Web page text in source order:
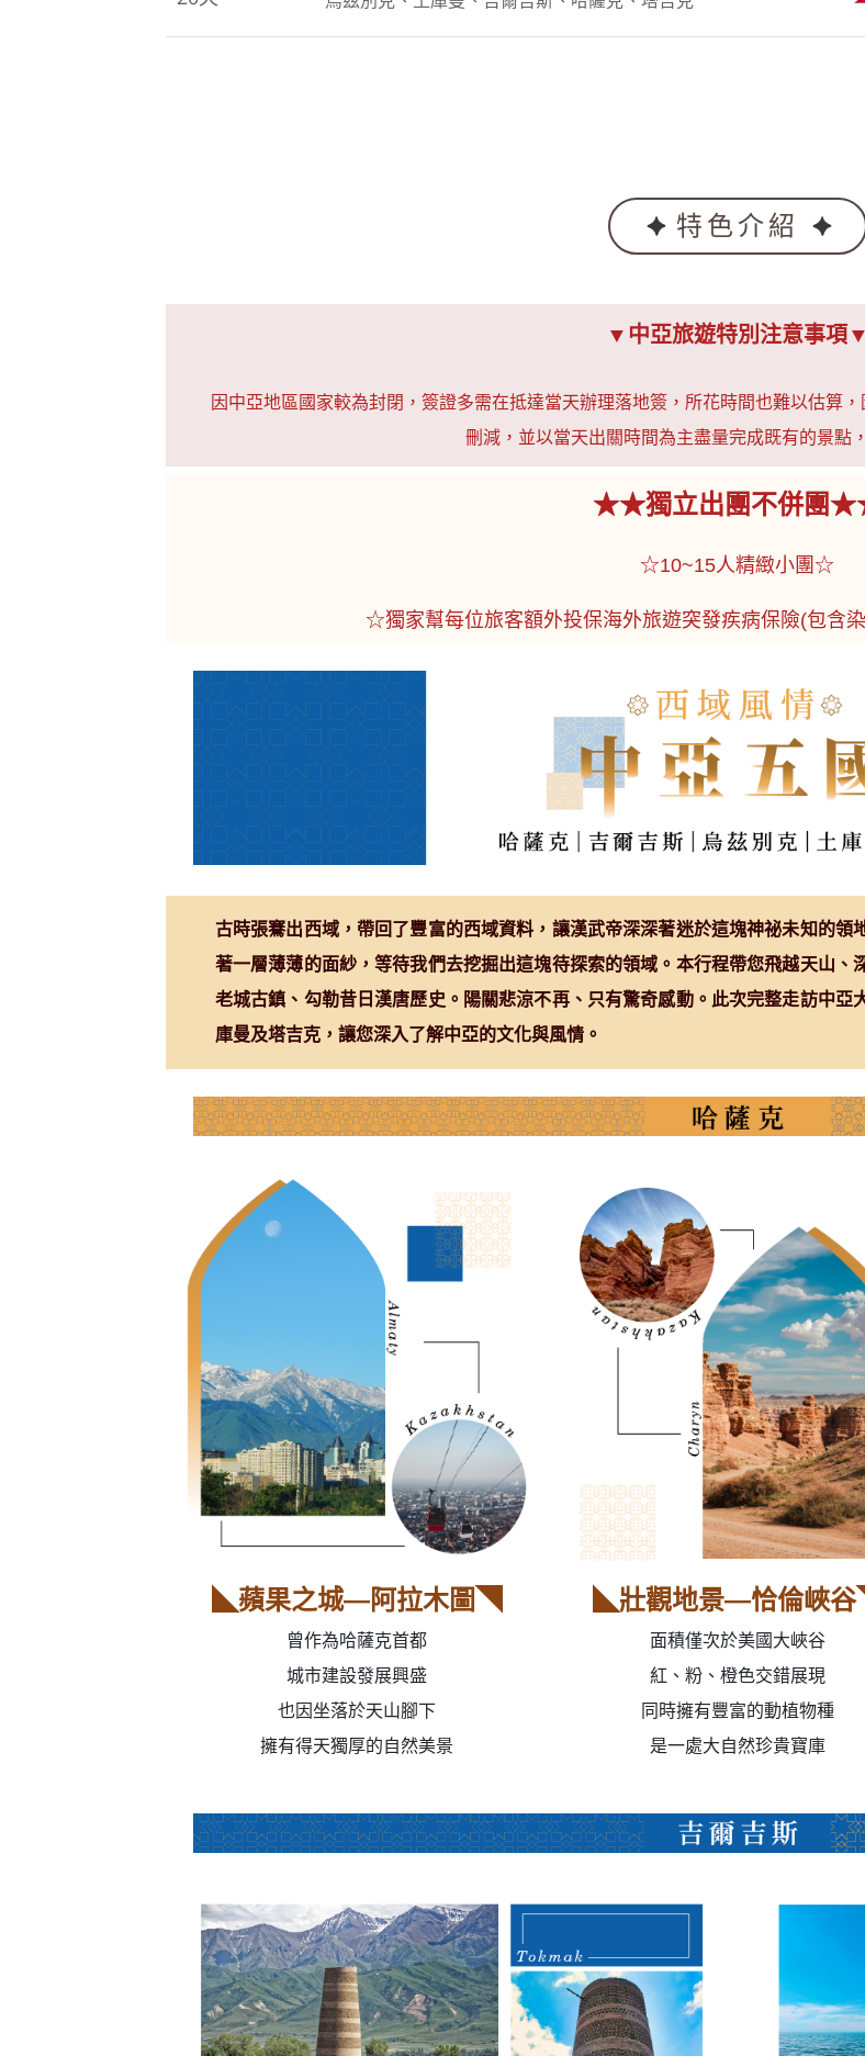
特色介紹
▼中亞旅遊特別注意事項▼
因中亞地區國家較為封閉，簽證多需在抵達當天辦理落地簽，所花時間也難以估算
刪減，並以當天出關時間為主盡量完成既有的景點
★★獨立出團不併團
☆10~15人精緻小團☆
☆獨家幫每位旅客額外投保海外旅遊突發疾病保險(包含
古時張騫出西域，帶回了豐富的西域資料，讓漢武帝深深著迷於這塊神祕未知的
著一層薄薄的面紗，等待我們去挖掘出這塊待探索的領域。本行程帶您飛越天山
老城古鎮、勾勒昔日漢唐歷史。陽關悲涼不再、只有驚奇感動。此次完整走訪中亞
庫曼及塔吉克，讓您深入了解中亞的文化與風情。
◣蘋果之城—阿拉木圖◥
曾作為哈薩克首都
城市建設發展興盛
也因坐落於天山腳下
擁有得天獨厚的自然美景
◣壯觀地景—恰倫峽
面積僅次於美國大峽谷
紅、粉、橙色交錯展現
同時擁有豐富的動植物種
是一處大自然珍貴寶庫